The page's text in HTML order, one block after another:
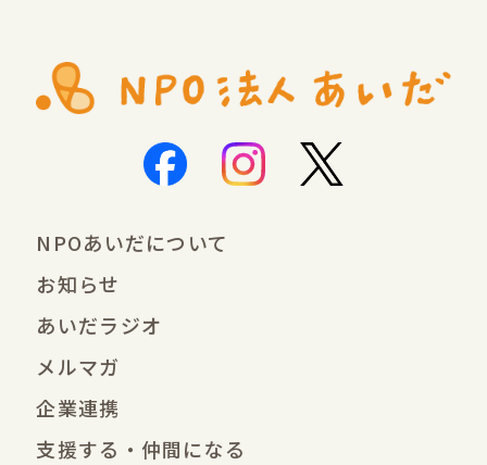
NPOあいだについて
お知らせ
あいだラジオ
メルマガ
企業連携
支援する・仲間になる